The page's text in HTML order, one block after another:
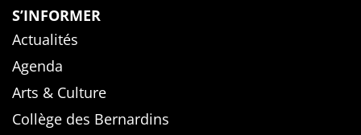
S’INFORMER
Actualités
Agenda
Arts & Culture
Collège des Bernardins